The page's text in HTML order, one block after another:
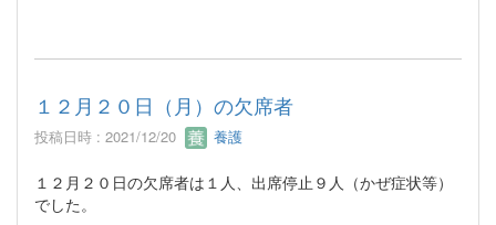
１２月２０日（月）の欠席者
投稿日時 : 2021/12/20 養護
１２月２０日の欠席者は１人、出席停止９人（かぜ症状等）
でした。